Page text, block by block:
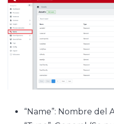
“Name”: Nombre del